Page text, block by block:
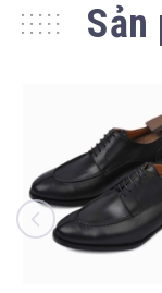
Sản